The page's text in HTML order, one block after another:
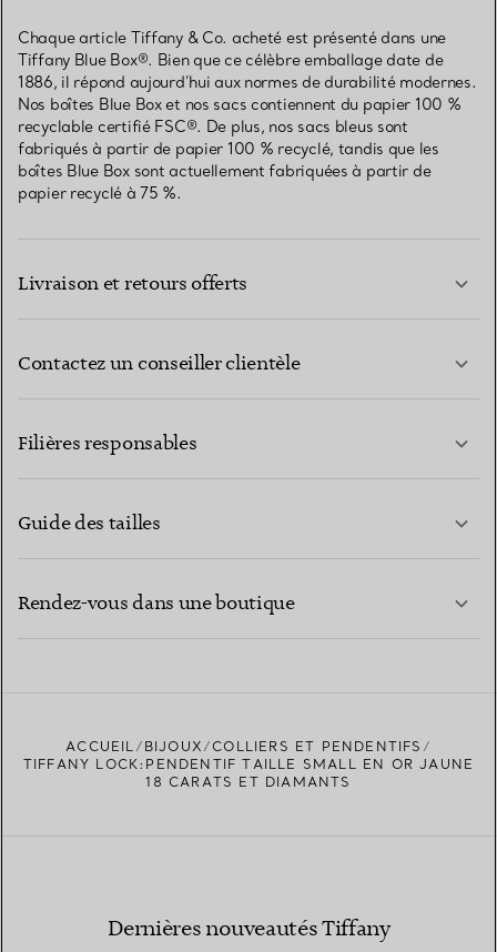
Chaque article Tiffany & Co. acheté est présenté dans une
Tiffany Blue Box®. Bien que ce célèbre emballage date de
1886, il répond aujourd’hui aux normes de durabilité modernes.
Nos boîtes Blue Box et nos sacs contiennent du papier 100 %
recyclable certifié FSC®. De plus, nos sacs bleus sont
fabriqués à partir de papier 100 % recyclé, tandis que les
boîtes Blue Box sont actuellement fabriquées à partir de
papier recyclé à 75 %.
Livraison et retours offerts
Contactez un conseiller clientèle
Filières responsables
Guide des tailles
Rendez-vous dans une boutique
TROUVEZ LA BOUTIQUE LA PLUS PROCHE
ACCUEIL BIJOUX
COLLIERS ET PENDENTIFS
TIFFANY LOCK:PENDENTIF TAILLE SMALL EN OR JAUNE
18 CARATS ET DIAMANTS
Dernières nouveautés Tiffany